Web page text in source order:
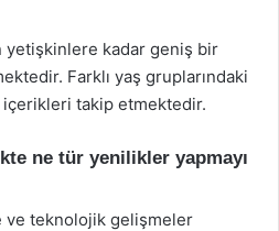
yetişkinlere kadar geniş bir
Farklı yaş gruplarındaki
içerikleri takip etmektedir.
ne tür yenilikler yapmayı
ve teknolojik gelişmeler